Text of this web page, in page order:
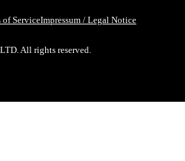
of ServiceImpressum / Legal Notice
All rights reserved.